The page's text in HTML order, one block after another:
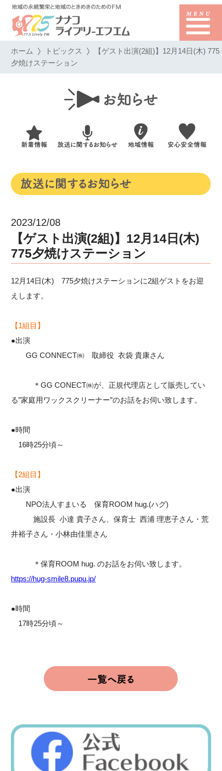
ホーム トピックス 【ゲスト出演(2組)】12月14日(木) 775
夕焼けステーション
2023/12/08
【ゲスト出演(2組)】12月14日(木)
775夕焼けステーション
12月14日(木) 775夕焼けステーションに2組ゲストをお迎
えします。
【1組目】
●出演
GG CONNECT㈱ 取締役 衣袋 貴康さん
＊GG CONECT㈱が、正規代理店として販売してい
る”家庭用ワックスクリーナー”のお話をお伺い致します。
●時間
16時25分頃～
【2組目】
●出演
NPO法人すまいる 保育ROOM hug.(ハグ)
施設長 小達 貴子さん、保育士 西浦 理恵子さん・荒
井裕子さん・小林由佳里さん
＊保育ROOM hug. のお話をお伺い致します。
https://hug-smile8.pupu.jp/
●時間
17時25分頃～